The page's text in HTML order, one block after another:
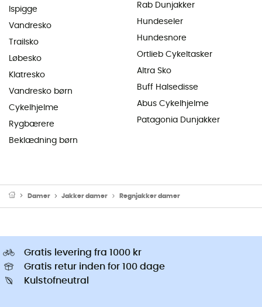
Ispigge
Vandresko
Trailsko
Løbesko
Klatresko
Vandresko børn
Cykelhjelme
Rygbærere
Beklædning børn
Rab Dunjakker
Hundeseler
Hundesnore
Ortlieb Cykeltasker
Altra Sko
Buff Halsedisse
Abus Cykelhjelme
Patagonia Dunjakker
Damer Jakker damer Regnjakker damer
Gratis levering fra 1000 kr
Gratis retur inden for 100 dage
Kulstofneutral